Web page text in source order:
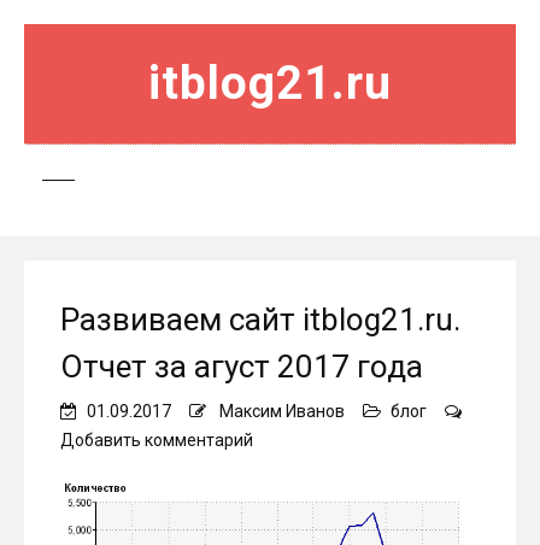
itblog21.ru
Развиваем сайт itblog21.ru.
Отчет за агуст 2017 года
01.09.2017 Максим Иванов
блог
Добавить комментарий
itblog21.ru.
Отчет